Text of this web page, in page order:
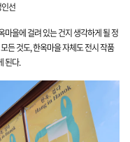
선
을에 걸려 있는 건지 생각하게 될 정
든 것도, 한옥마을 자체도 전시 작품
된다.